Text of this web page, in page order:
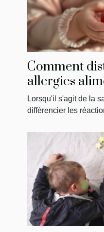
Comment
allergies
intolérances
nourrissons ?
Lorsqu'il s'agit de la
différencier les